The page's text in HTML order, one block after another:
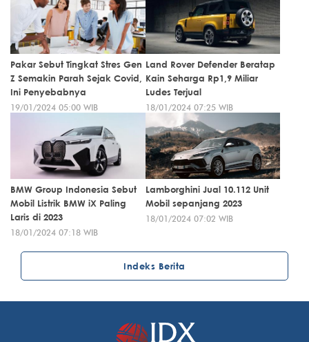
Pakar Sebut Tingkat Stres Gen
Z Semakin Parah Sejak Covid,
Ini Penyebabnya
19/01/2024 05:00 WIB
Land Rover Defender Beratap
Kain Seharga Rp1,9 Miliar
Ludes Terjual
18/01/2024 07:25 WIB
BMW Group Indonesia Sebut
Mobil Listrik BMW iX Paling
Laris di 2023
18/01/2024 07:18 WIB
Lamborghini Jual 10.112 Unit
Mobil sepanjang 2023
18/01/2024 07:02 WIB
Indeks Berita